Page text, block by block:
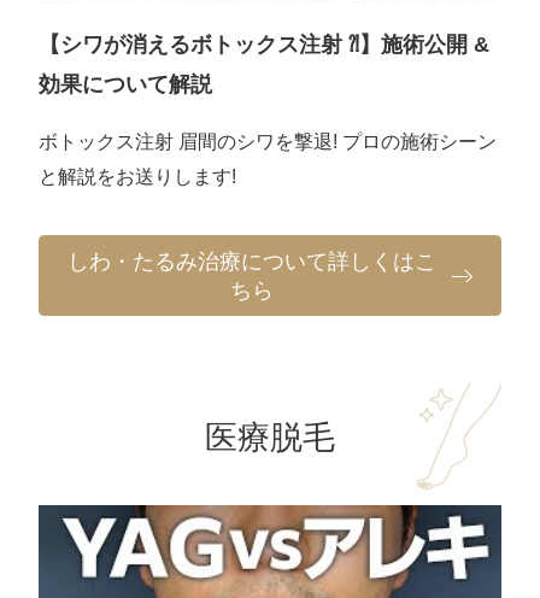
【シワが消えるボトックス注射 ⁈】施術公開 &
効果について解説
ボトックス注射 眉間のシワを撃退! プロの施術シーン
と解説をお送りします!
しわ・たるみ治療について詳しくはこ
ちら
医療脱毛